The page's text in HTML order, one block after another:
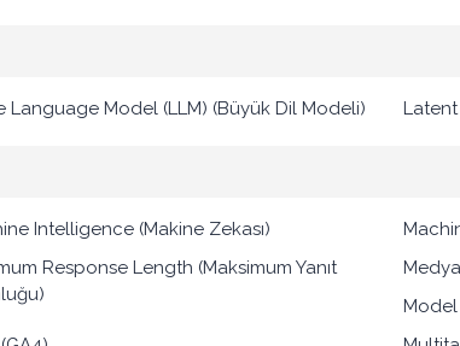
Language Model (LLM) (Büyük Dil Modeli) Latent
Intelligence (Makine Zekası)
Response Length (Maksimum Yanıt
Model